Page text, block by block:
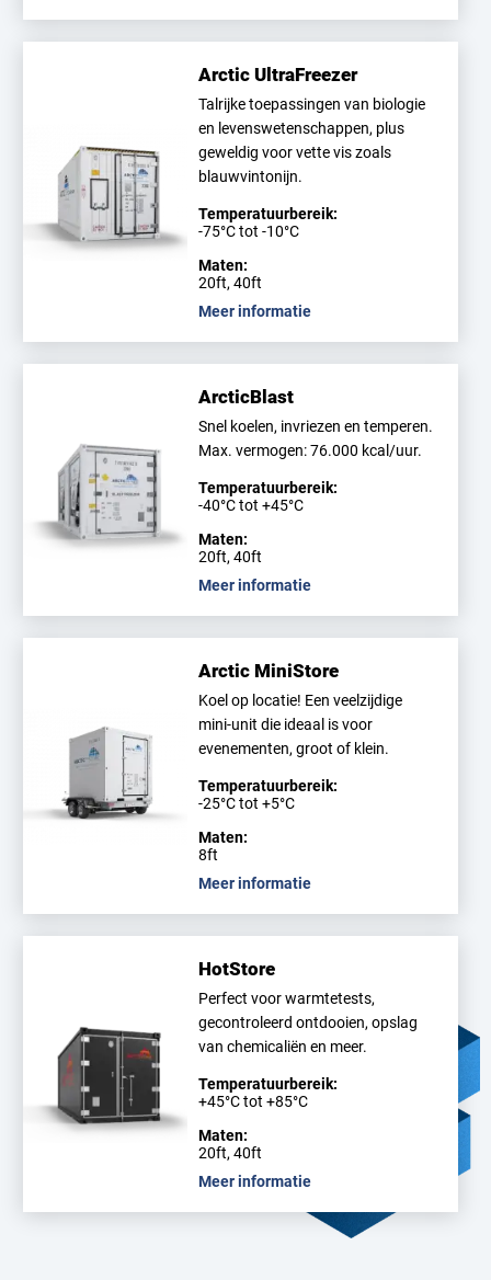
Arctic UltraFreezer
Talrijke toepassingen van biologie
en levenswetenschappen, plus
geweldig voor vette vis zoals
blauwvintonijn.
Temperatuurbereik:
-75°C tot -10°C
Maten:
20ft, 40ft
Meer informatie
ArcticBlast
Snel koelen, invriezen en temperen.
Max. vermogen: 76.000 kcal/uur.
Temperatuurbereik:
-40°C tot +45°C
Maten:
20ft, 40ft
Meer informatie
Arctic MiniStore
Koel op locatie! Een veelzijdige
mini-unit die ideaal is voor
evenementen, groot of klein.
Temperatuurbereik:
-25°C tot +5°C
Maten:
8ft
Meer informatie
HotStore
Perfect voor warmtetests,
gecontroleerd ontdooien, opslag
van chemicaliën en meer.
Temperatuurbereik:
+45°C tot +85°C
Maten:
20ft, 40ft
Meer informatie